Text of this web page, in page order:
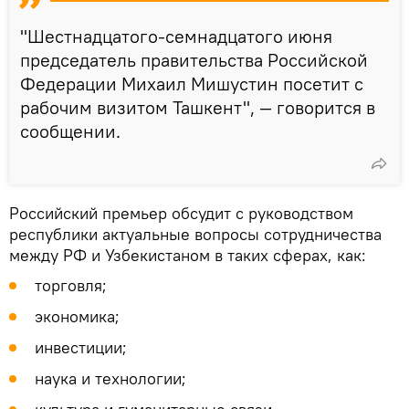
"Шестнадцатого-семнадцатого июня
председатель правительства Российской
Федерации Михаил Мишустин посетит с
рабочим визитом Ташкент", — говорится в
сообщении.
Российский премьер обсудит с руководством
республики актуальные вопросы сотрудничества
между РФ и Узбекистаном в таких сферах, как:
торговля;
экономика;
инвестиции;
наука и технологии;